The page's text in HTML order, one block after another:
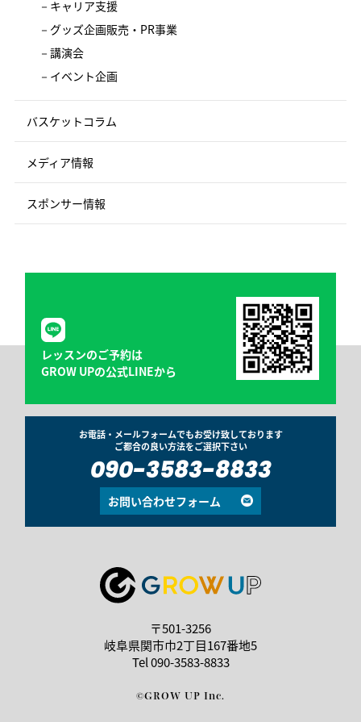
キャリア支援
グッズ企画販売・PR事業
講演会
イベント企画
バスケットコラム
メディア情報
スポンサー情報
レッスンのご予約は
GROW UPの公式LINEから
お電話・メールフォームでもお受け致しております
ご都合の良い方法をご選択下さい
090-3583-8833
お問い合わせフォーム
〒501-3256
岐阜県関市巾2丁目167番地5
Tel090-3583-8833
©GROW UP Inc.